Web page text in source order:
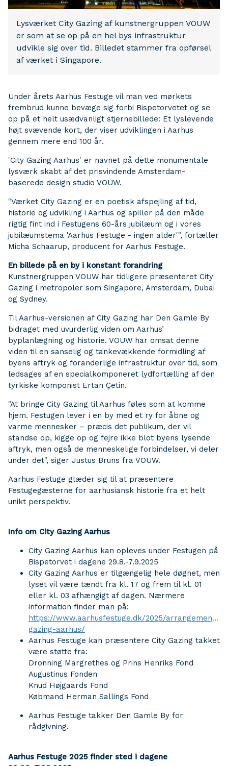
Lysværket City Gazing af kunstnergruppen VOUW
er som at se op på en hel bys infrastruktur
udvikle sig over tid. Billedet stammer fra opførsel
af værket i Singapore.
Under årets Aarhus Festuge vil man ved mørkets
frembrud kunne bevæge sig forbi Bispetorvetet og se
op på et helt usædvanligt stjernebillede: Et lyslevende
højt svævende kort, der viser udviklingen i Aarhus
gennem mere end 100 år.
'City Gazing Aarhus' er navnet på dette monumentale
lysværk skabt af det prisvindende Amsterdam-
baserede design studio VOUW.
"Værket City Gazing er en poetisk afspejling af tid,
historie og udvikling i Aarhus og spiller på den måde
rigtig fint ind i Festugens 60-års jubilæum og i vores
jubilæumstema 'Aarhus Festuge - ingen alder'", fortæller
Micha Schaarup, producent for Aarhus Festuge.
En billede på en by i konstant forandring
Kunstnergruppen VOUW har tidligere præsenteret City
Gazing i metropoler som Singapore, Amsterdam, Dubai
og Sydney.
Til Aarhus-versionen af City Gazing har Den Gamle By
bidraget med uvurderlig viden om Aarhus’
byplanlægning og historie. VOUW har omsat denne
viden til en sanselig og tankevækkende formidling af
byens aftryk og foranderlige infrastruktur over tid, som
ledsages af en specialkomponeret lydfortælling af den
tyrkiske komponist Ertan Çetin.
"At bringe City Gazing til Aarhus føles som at komme
hjem. Festugen lever i en by med et ry for åbne og
varme mennesker – præcis det publikum, der vil
standse op, kigge op og fejre ikke blot byens lysende
aftryk, men også de menneskelige forbindelser, vi deler
under det", siger Justus Bruns fra VOUW.
Aarhus Festuge glæder sig til at præsentere
Festugegæsterne for aarhusiansk historie fra et helt
unikt perspektiv.
Info om City Gazing Aarhus
City Gazing Aarhus kan opleves under Festugen på
Bispetorvet i dagene 29.8.-7.9.2025
City Gazing Aarhus er tilgængelig hele døgnet, men
lyset vil være tændt fra kl. 17 og frem til kl. 01
eller kl. 03 afhængigt af dagen. Nærmere
information finder man på:
https://www.aarhusfestuge.dk/2025/
gazing-aarhus/
Aarhus Festuge kan præsentere City Gazing takket
være støtte fra:
Dronning Margrethes og Prins Henriks Fond
Augustinus Fonden
Knud Højgaards Fond
Købmand Herman Sallings Fond
Aarhus Festuge takker Den Gamle By for
rådgivning.
Aarhus Festuge 2025 finder sted i dagene